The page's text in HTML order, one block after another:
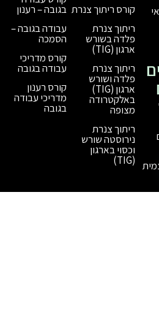
צנרת בגובה – רענון
עבודה בגובה –
הסמכה
קורס מדריכי
עבודה בגובה
קורס רענון
מדריכי עבודה
בגובה